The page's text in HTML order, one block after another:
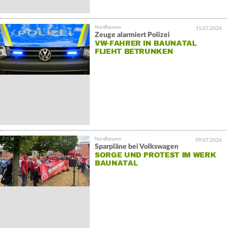
15.07.2026
Zeuge alarmiert Polizei
VW-FAHRER IN BAUNATAL
FLIEHT BETRUNKEN
09.07.2026
Sparpläne bei Volkswagen
SORGE UND PROTEST IM WERK
BAUNATAL